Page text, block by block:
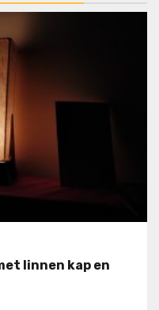
linnen kap en